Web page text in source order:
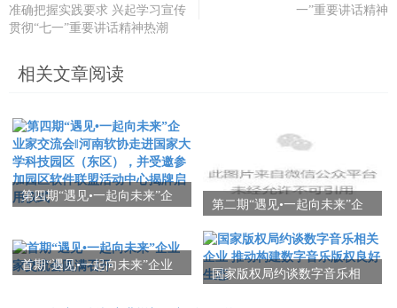
准确把握实践要求 兴起学习宣传
贯彻“七一”重要讲话精神热潮
一”重要讲话精神
相关文章阅读
第四期“遇见•一起向未来”企
并受邀参加园区软件联盟活
动中心揭牌启用仪式
第二期“遇见•一起向未来”企
首期“遇见•一起向未来”企业
国家版权局约谈数字音乐相